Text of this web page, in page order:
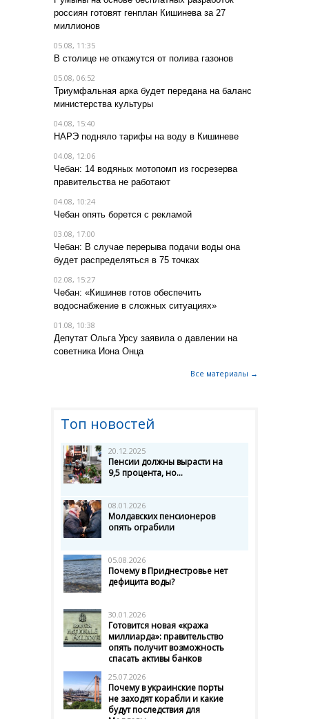
россиян готовят генплан Кишинева за 27
миллионов
05.08, 11:35
В столице не откажутся от полива газонов
05.08, 06:52
Триумфальная арка будет передана на баланс
министерства культуры
04.08, 15:40
НАРЭ подняло тарифы на воду в Кишиневе
04.08, 12:06
Чебан: 14 водяных мотопомп из госрезерва
правительства не работают
04.08, 10:24
Чебан опять борется с рекламой
03.08, 17:00
Чебан: В случае перерыва подачи воды она
будет распределяться в 75 точках
02.08, 15:27
Чебан: «Кишинев готов обеспечить
водоснабжение в сложных ситуациях»
01.08, 10:38
Депутат Ольга Урсу заявила о давлении на
советника Иона Онца
Все материалы →
Топ новостей
20.12.2025
Пенсии должны вырасти на
9,5 процента, но...
08.01.2026
Молдавских пенсионеров
опять ограбили
05.08.2026
Почему в Приднестровье нет
дефицита воды?
30.01.2026
Готовится новая «кража
миллиарда»: правительство
опять получит возможность
спасать активы банков
25.07.2026
Почему в украинские порты
не заходят корабли и какие
будут последствия для